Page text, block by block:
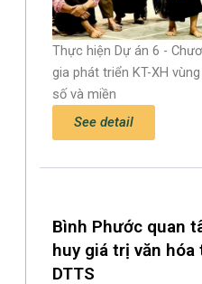
Thực hiện Dự án 6 -
gia phát triển KT-XH
số và miền
See detail
Bình Phước quan
huy giá trị văn
DTTS